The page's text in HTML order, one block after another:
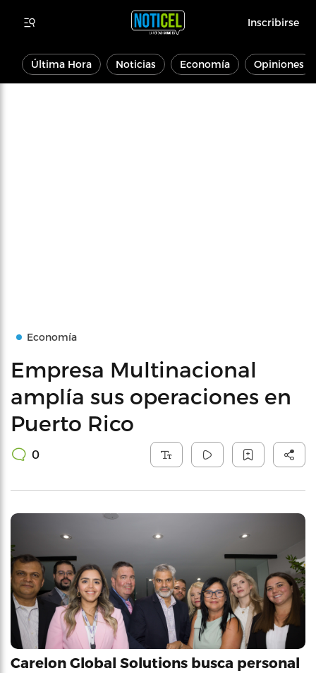
Inscribirse
Última Hora Noticias Economía Opiniones
Economía
Empresa Multinacional
amplía sus operaciones en
Puerto Rico
0
Carelon Global Solutions busca personal